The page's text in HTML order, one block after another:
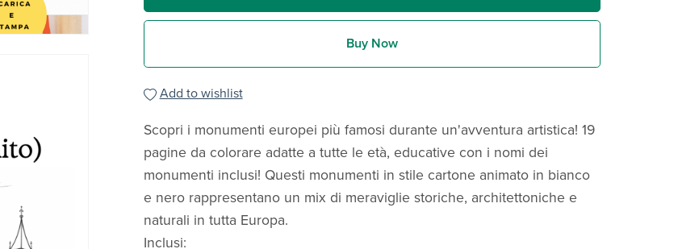
Buy Now
Add to wishlist
Scopri i monumenti europei più famosi durante un'avventura artistica! 19
pagine da colorare adatte a tutte le età, educative con i nomi dei
monumenti inclusi! Questi monumenti in stile cartone animato in bianco
e nero rappresentano un mix di meraviglie storiche, architettoniche e
naturali in tutta Europa.
Inclusi: